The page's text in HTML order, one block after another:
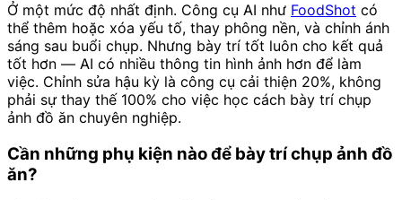
Ở một mức độ nhất định. Công cụ AI như FoodShot có
thể thêm hoặc xóa yếu tố, thay phông nền, và chỉnh ánh
sáng sau buổi chụp. Nhưng bày trí tốt luôn cho kết quả
tốt hơn — AI có nhiều thông tin hình ảnh hơn để làm
việc. Chỉnh sửa hậu kỳ là công cụ cải thiện 20%, không
phải sự thay thế 100% cho việc học cách bày trí chụp
ảnh đồ ăn chuyên nghiệp.
Cần những phụ kiện nào để bày trí chụp ảnh đồ
ăn?